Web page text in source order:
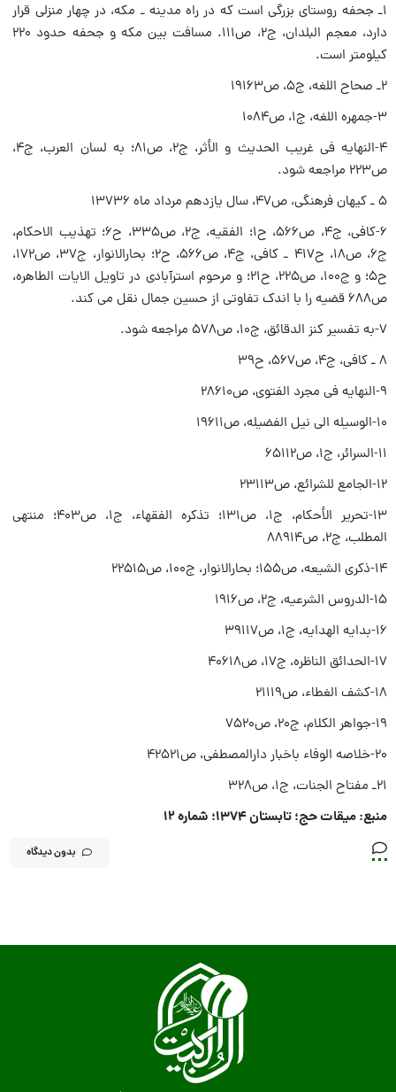
۱ـ جحفه روستای بزرگی است که در راه مدینه ـ مکه، در چهار منزلی قرار
دارد، معجم البلدان، ج۲، ص۱۱۱. مسافت بین مکه و جحفه حدود ۲۲۰
کیلومتر است.
۲ـ صحاح اللغه، ج۵، ص۱۹۱۶۳
۳-جمهره اللغه، ج۱، ص۱۰۸۴
۴-النهایه فی غریب الحدیث و الأثر، ج۲، ص۸۱؛ به لسان العرب، ج۴،
ص۲۲۳ مراجعه شود.
۵ ـ کیهان فرهنگی، ص۴۷، سال یازدهم مرداد ماه ۱۳۷۳۶
۶-کافی، ج۴، ص۵۶۶، ح۱؛ الفقیه، ج۲، ص۳۳۵، ح۶؛ تهذیب الاحکام،
ج۶، ص۱۸، ح۴۱۷ ـ کافی، ج۴، ص۵۶۶، ح۲؛ بحارالانوار، ج۳۷، ص۱۷۲،
ح۵؛ و ج۱۰۰، ص۲۲۵، ح۲۱؛ و مرحوم استرآبادی در تاویل الایات الطاهره،
ص۶۸۸ قضیه را با اندک تفاوتی از حسین جمال نقل می کند.
۷-به تفسیر کنز الدقائق، ج۱۰، ص۵۷۸ مراجعه شود.
۸ ـ کافی، ج۴، ص۵۶۷، ح۳۹
۹-النهایه فی مجرد الفتوی، ص۲۸۶۱۰
۱۰-الوسیله الی نیل الفضیله، ص۱۹۶۱۱
۱۱-السرائر، ج۱، ص۶۵۱۱۲
۱۲-الجامع للشرائع، ص۲۳۱۱۳
۱۳-تحریر الأحکام، ج۱، ص۱۳۱؛ تذکره الفقهاء، ج۱، ص۴۰۳؛ منتهی
المطلب، ج۲، ص۸۸۹۱۴
۱۴-ذکری الشیعه، ص۱۵۵؛ بحارالانوار، ج۱۰۰، ص۲۲۵۱۵
۱۵-الدروس الشرعیه، ج۲، ص۱۹۱۶
۱۶-بدایه الهدایه، ج۱، ص۳۹۱۱۷
۱۷-الحدائق الناظره، ج۱۷، ص۴۰۶۱۸
۱۸-کشف الغطاء، ص۲۱۱۱۹
۱۹-جواهر الکلام، ج۲۰، ص۷۵۲۰
۲۰-خلاصه الوفاء باخبار دارالمصطفی، ص۴۲۵۲۱
۲۱ـ مفتاح الجنات، ج۱، ص۳۲۸
منبع: میقات حج؛ تابستان ۱۳۷۴؛ شماره ۱۲
بدون دیدگاه